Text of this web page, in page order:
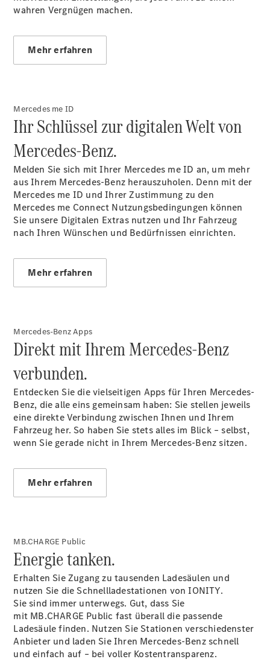
wahren Vergnügen machen.
Mehr erfahren
Mercedes me ID
Ihr Schlüssel zur digitalen Welt von
Mercedes‑Benz.
Melden Sie sich mit Ihrer Mercedes meID an, um mehr
aus Ihrem Mercedes-Benz herauszuholen. Denn mit der
Mercedes me ID und Ihrer Zustimmung zu den
Mercedes me Connect Nutzungsbedingungen können
Sie unsere Digitalen Extras nutzen und Ihr Fahrzeug
nach Ihren Wünschen und Bedürfnissen einrichten.
Mehr erfahren
Mercedes-Benz Apps
Direkt mit Ihrem Mercedes-Benz
verbunden.
Entdecken Sie die vielseitigen Apps für Ihren Mercedes-
Benz, die alle eins gemeinsam haben: Sie stellen jeweils
eine direkte Verbindung zwischen Ihnen und Ihrem
Fahrzeug her. So haben Sie stets alles im Blick – selbst,
wenn Sie gerade nicht in Ihrem Mercedes-Benz sitzen.
Mehr erfahren
MB.CHARGE Public
Energie tanken.
Erhalten Sie Zugang zu tausenden Ladesäulen und
nutzen Sie die Schnellladestationen von IONITY.
Sie sind immer unterwegs. Gut, dass Sie
mit MB.CHARGE Public fast überall die passende
Ladesäule finden. Nutzen Sie Stationen verschiedenster
Anbieter und laden Sie Ihren Mercedes-Benz schnell
und einfach auf – bei voller Kostentransparenz.